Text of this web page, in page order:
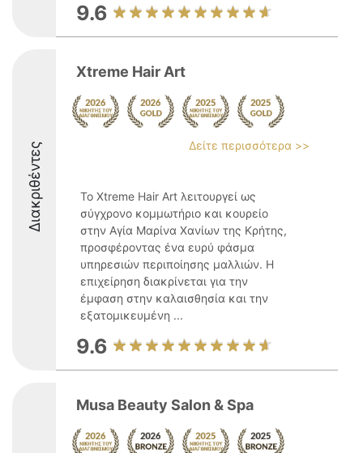
9.6
Διακριθέντες
Xtreme Hair Art
Δείτε περισσότερα >>
Το Xtreme Hair Art λειτουργεί ως
σύγχρονο κομμωτήριο και κουρείο
στην Αγία Μαρίνα Χανίων της Κρήτης,
προσφέροντας ένα ευρύ φάσμα
υπηρεσιών περιποίησης μαλλιών. Η
επιχείρηση διακρίνεται για την
έμφαση στην καλαισθησία και την
εξατομικευμένη ...
9.6
Musa Beauty Salon & Spa